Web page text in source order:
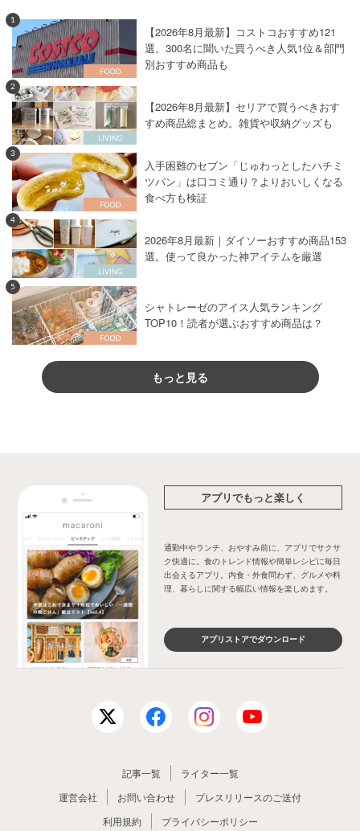
1
【2026年8月最新】コストコおすすめ121
選。300名に聞いた買うべき人気1位＆部門
別おすすめ商品も
2
【2026年8月最新】セリアで買うべきおす
すめ商品総まとめ。雑貨や収納グッズも
3
入手困難のセブン「じゅわっとしたハチミ
ツパン」は口コミ通り？よりおいしくなる
食べ方も検証
4
2026年8月最新｜ダイソーおすすめ商品153
選。使って良かった神アイテムを厳選
5
シャトレーゼのアイス人気ランキング
TOP10！読者が選ぶおすすめ商品は？
もっと見る
アプリでもっと楽しく
通勤中やランチ、おやすみ前に、アプリでサクサ
ク快適に。食のトレンド情報や簡単レシピに毎日
出会えるアプリ。内食・外食問わず、グルメや料
理、暮らしに関する幅広い情報を楽しめます。
アプリストアでダウンロード
記事一覧
ライター一覧
運営会社
お問い合わせ
プレスリリースのご送付
利用規約
プライバシーポリシー